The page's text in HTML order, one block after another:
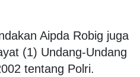
Aipda Robig juga
(1) Undang-Undang
tentang Polri.